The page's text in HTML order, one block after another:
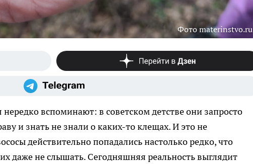
Фото materinstvo.ru
вспоминают: в советском детстве они запросто
и знать не знали о каких-то клещах. И это не
действительно попадались настолько редко, что
даже не слышать. Сегодняшняя реальность выглядит